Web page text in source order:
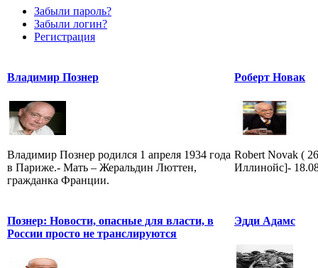
Забыли пароль?
Забыли логин?
Регистрация
Владимир Познер
Владимир Познер родился 1 апреля 1934 года
в Париже.- Мать – Жеральдин Люттен,
гражданка Франции.
Роберт Новак
Robert Novak (
Иллинойс]-
Познер: Новости, опасные для власти, в
России просто не транслируются
Эдди Адамс